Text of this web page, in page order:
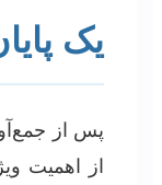
یک
پس از
از اهمیت